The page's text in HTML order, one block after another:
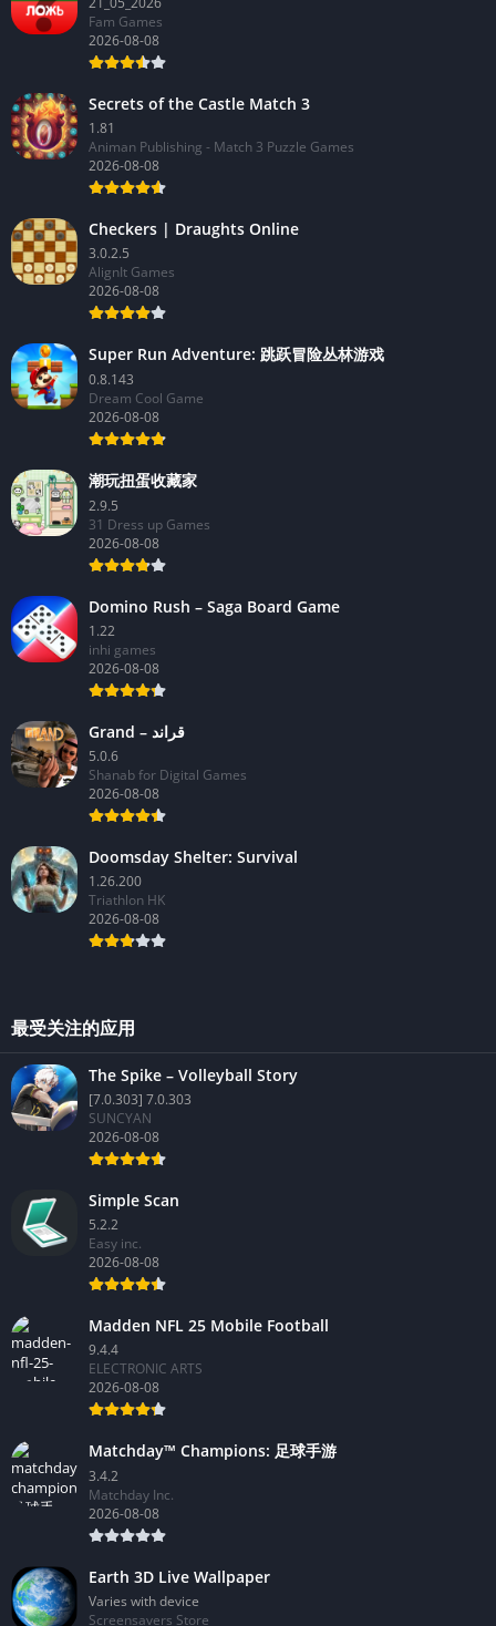
Правда или ложь 2024
21_05_2026
Fam Games
Secrets of the Castle Match 3
1.81
Animan Publishing - Match 3 Puzzle Games
Checkers | Draughts Online
3.0.2.5
AlignIt Games
Super Run Adventure: 跳跃冒险丛林游戏
0.8.143
Dream Cool Game
潮玩扭蛋收藏家
2.9.5
31 Dress up Games
Domino Rush – Saga Board Game
1.22
inhi games
Grand – قراند
5.0.6
Shanab for Digital Games
Doomsday Shelter: Survival
1.26.200
Triathlon HK
最受关注的应用
The Spike – Volleyball Story
[7.0.303] 7.0.303
SUNCYAN
Simple Scan
5.2.2
Easy inc.
Madden NFL 25 Mobile Football
9.4.4
ELECTRONIC ARTS
Matchday™ Champions: 足球手游
3.4.2
Matchday Inc.
Earth 3D Live Wallpaper